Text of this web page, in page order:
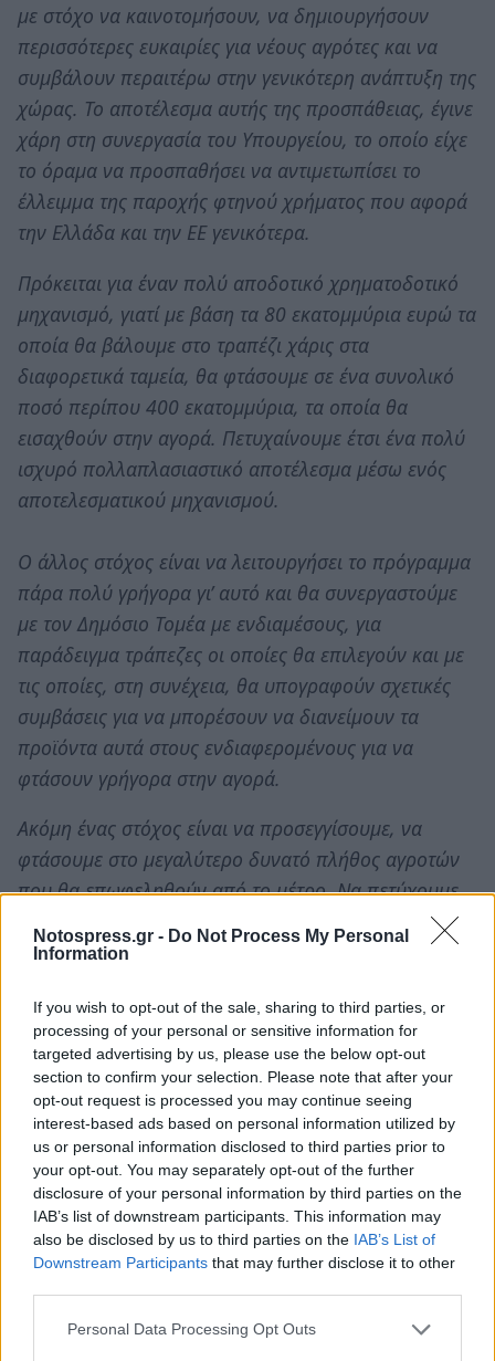
Notospress.gr - Do Not Process My Personal
Information
If you wish to opt-out of the sale, sharing to third parties, or
processing of your personal or sensitive information for
targeted advertising by us, please use the below opt-out
section to confirm your selection. Please note that after your
opt-out request is processed you may continue seeing
interest-based ads based on personal information utilized by
us or personal information disclosed to third parties prior to
your opt-out. You may separately opt-out of the further
disclosure of your personal information by third parties on the
IAB’s list of downstream participants. This information may
also be disclosed by us to third parties on the IAB’s List of
Downstream Participants that may further disclose it to other
Personal Data Processing Opt Outs
με στόχο να καινοτομήσουν, να δημιουργήσουν
περισσότερες ευκαιρίες για νέους αγρότες και να
συμβάλουν περαιτέρω στην γενικότερη ανάπτυξη της
χώρας. Το αποτέλεσμα αυτής της προσπάθειας, έγινε
χάρη στη συνεργασία του Υπουργείου, το οποίο είχε
το όραμα να προσπαθήσει να αντιμετωπίσει το
έλλειμμα της παροχής φτηνού χρήματος που αφορά
την Ελλάδα και την ΕΕ γενικότερα.
Πρόκειται για έναν πολύ αποδοτικό χρηματοδοτικό
μηχανισμό, γιατί με βάση τα 80 εκατομμύρια ευρώ τα
οποία θα βάλουμε στο τραπέζι χάρις στα
διαφορετικά ταμεία, θα φτάσουμε σε ένα συνολικό
ποσό περίπου 400 εκατομμύρια, τα οποία θα
εισαχθούν στην αγορά. Πετυχαίνουμε έτσι ένα πολύ
ισχυρό πολλαπλασιαστικό αποτέλεσμα μέσω ενός
αποτελεσματικού μηχανισμού.
Ο άλλος στόχος είναι να λειτουργήσει το πρόγραμμα
πάρα πολύ γρήγορα γι’ αυτό και θα συνεργαστούμε
με τον Δημόσιο Τομέα με ενδιαμέσους, για
παράδειγμα τράπεζες οι οποίες θα επιλεγούν και με
τις οποίες, στη συνέχεια, θα υπογραφούν σχετικές
συμβάσεις για να μπορέσουν να διανείμουν τα
προϊόντα αυτά στους ενδιαφερομένους για να
φτάσουν γρήγορα στην αγορά.
Ακόμη ένας στόχος είναι να προσεγγίσουμε, να
φτάσουμε στο μεγαλύτερο δυνατό πλήθος αγροτών
που θα επωφεληθούν από το μέτρο. Να πετύχουμε
το μεγαλύτερο δυνατό ποσό, τη μεγαλύτερη δυνατή
απορρόφηση των δανείων και επιπλέον είναι
προσφέρουν οι ενδιάμεσοι στους τελικούς
δικαιούχους, τους αγρότες, όσον αφορά τα επιτόκια,
τις μεγαλύτερες περιόδους αποπληρωμής διάρκεια
αλλά και τις μικρότερες απαιτούμενες επενδύσεις.
Είναι κάτι το οποίο θα επιτηρεί αυστηρά το
Ευρωπαϊκό Ταμείο Επενδύσεων».
Το συγκεκριμένο χρηματοδοτικό εργαλείο
παρέχει, με πόρους του ΠΑΑ, κάλυψη ενός
αποδέκτες, δηλαδή οι παραγωγοί, να έχουν